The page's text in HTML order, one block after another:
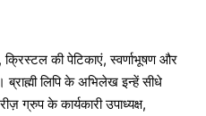
की पेटिकाएं, स्वर्णाभूषण और
लिपि के अभिलेख इन्हें सीधे
ग्रुप के कार्यकारी उपाध्यक्ष,